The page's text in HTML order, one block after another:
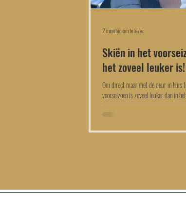
Skiën in het
het zoveel leuker is!
Om direct maar met de deur in huis
voorseizoen is zoveel leuker dan in het
eruit!...
2 minuten om te lezen